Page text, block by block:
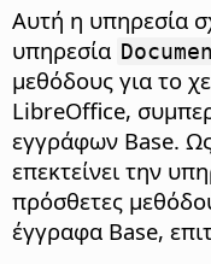
Αυτή η υπηρεσία
υπηρεσία
μεθόδους για το
LibreOffice,
εγγράφων Base.
επεκτείνει την
πρόσθετες
έγγραφα Base,